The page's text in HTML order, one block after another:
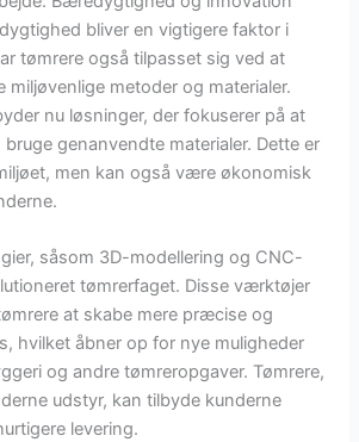
bliver en vigtigere faktor i
tømrere også tilpasset sig ved at
miljøvenlige metoder og materialer.
nu løsninger, der fokuserer på at
genanvendte materialer. Dette er
men kan også være økonomisk
såsom 3D-modellering og CNC-
tømrerfaget. Disse værktøjer
at skabe mere præcise og
hvilket åbner op for nye muligheder
og andre tømreropgaver. Tømrere,
udstyr, kan tilbyde kunderne
levering.